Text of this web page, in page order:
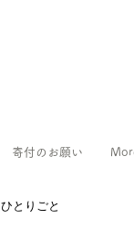
寄付のお願い
ひとりごと